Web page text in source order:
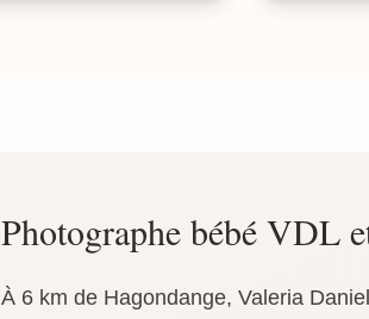
Photographe bébé VDL
À 6 km de Hagondange, Valeria